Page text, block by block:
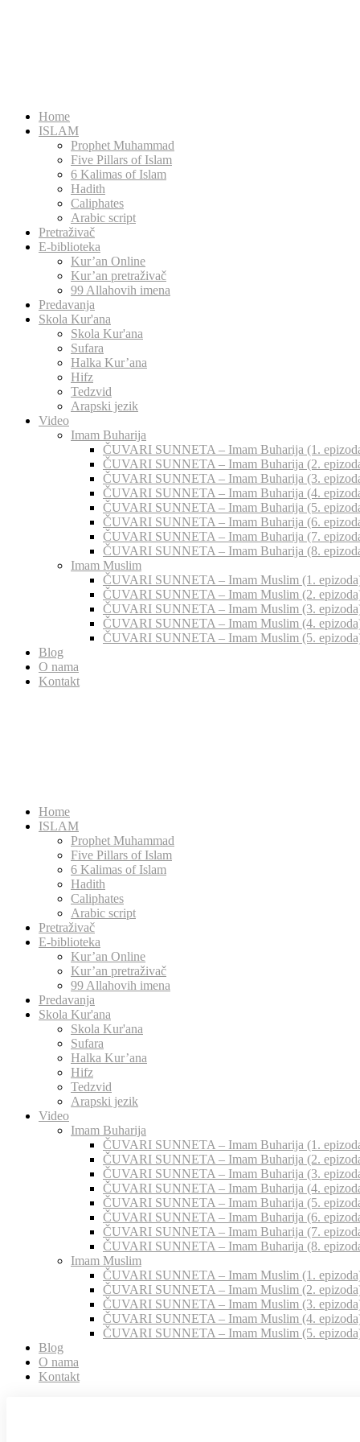
Home
ISLAM
Prophet Muhammad
Five Pillars of Islam
6 Kalimas of Islam
Hadith
Caliphates
Arabic script
Pretraživač
E-biblioteka
Kur’an Online
Kur’an pretraživač
99 Allahovih imena
Predavanja
Skola Kur'ana
Skola Kur'ana
Sufara
Halka Kur’ana
Hifz
Tedzvid
Arapski jezik
Video
Imam Buharija
ČUVARI SUNNETA – Imam Buharija (1.
ČUVARI SUNNETA – Imam Buharija (2.
ČUVARI SUNNETA – Imam Buharija (3.
ČUVARI SUNNETA – Imam Buharija (4.
ČUVARI SUNNETA – Imam Buharija (5.
ČUVARI SUNNETA – Imam Buharija (6.
ČUVARI SUNNETA – Imam Buharija (7.
ČUVARI SUNNETA – Imam Buharija (8.
Imam Muslim
ČUVARI SUNNETA – Imam Muslim (1.
ČUVARI SUNNETA – Imam Muslim (2.
ČUVARI SUNNETA – Imam Muslim (3.
ČUVARI SUNNETA – Imam Muslim (4.
ČUVARI SUNNETA – Imam Muslim (5.
Blog
O nama
Kontakt
Home
ISLAM
Prophet Muhammad
Five Pillars of Islam
6 Kalimas of Islam
Hadith
Caliphates
Arabic script
Pretraživač
E-biblioteka
Kur’an Online
Kur’an pretraživač
99 Allahovih imena
Predavanja
Skola Kur'ana
Skola Kur'ana
Sufara
Halka Kur’ana
Hifz
Tedzvid
Arapski jezik
Video
Imam Buharija
ČUVARI SUNNETA – Imam Buharija (1.
ČUVARI SUNNETA – Imam Buharija (2.
ČUVARI SUNNETA – Imam Buharija (3.
ČUVARI SUNNETA – Imam Buharija (4.
ČUVARI SUNNETA – Imam Buharija (5.
ČUVARI SUNNETA – Imam Buharija (6.
ČUVARI SUNNETA – Imam Buharija (7.
ČUVARI SUNNETA – Imam Buharija (8.
Imam Muslim
ČUVARI SUNNETA – Imam Muslim (1.
ČUVARI SUNNETA – Imam Muslim (2.
ČUVARI SUNNETA – Imam Muslim (3.
ČUVARI SUNNETA – Imam Muslim (4.
ČUVARI SUNNETA – Imam Muslim (5.
Blog
O nama
Kontakt